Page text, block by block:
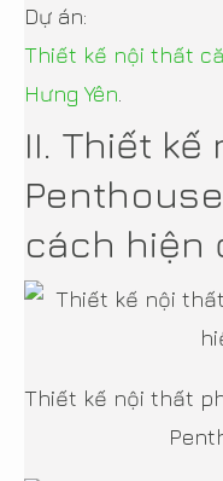
Dự án:
Thiết kế nội thất
Hưng Yên.
II. Thiết
cách hiện
Thiết kế nội thất